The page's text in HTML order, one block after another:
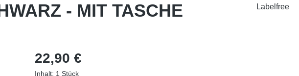
- MIT TASCHE Labelfree
Regulärer Preis:
22,90 €
Inhalt: 1 Stück